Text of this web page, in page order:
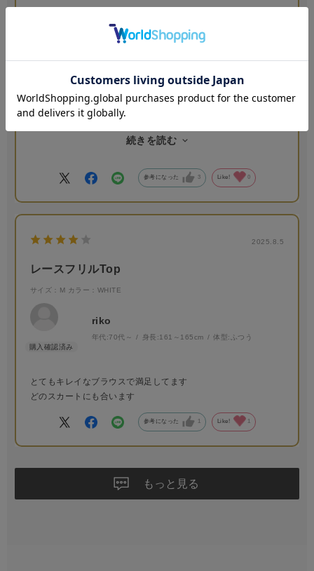
90210
50代 身長: 151～155cm
商品はSサイズがない為、少し大きかったのですが、肩をつまめ
ば問題なくきれいに着用出来ます。かわいらしく、チームのメ
ンバーも欲しい♪と人気でした。大雨で配達が遅れ、問い合わせ
をさせて頂いた際にも丁寧にご対応頂き、安心感がありまし
た。ネット購入ですと、心配な面もありますが大変良かったで
続きを読む
参考になった 3 Like! 0
2025.8.5
レースフリルTop
サイズ：M カラー：WHITE
riko
年代:70代～ 身長:161～165cm 体型: ふつう
とてもキレイなブラウスで満足してます
どのスカートにも合います
参考になった 1 Like! 1
もっと見る